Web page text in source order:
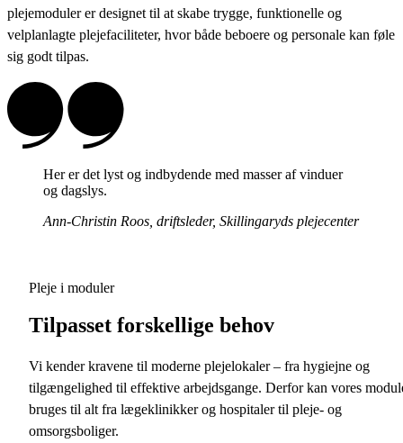
plejemoduler er designet til at skabe trygge, funktionelle og
velplanlagte plejefaciliteter, hvor både beboere og personale kan føle
sig godt tilpas.
Her er det lyst og indbydende med masser af vinduer
og dagslys.
Ann-Christin Roos, driftsleder, Skillingaryds plejecenter
Pleje i moduler
Tilpasset forskellige behov
Vi kender kravene til moderne plejelokaler – fra hygiejne og
tilgængelighed til effektive arbejdsgange. Derfor kan vores
bruges til alt fra lægeklinikker og hospitaler til pleje- og
omsorgsboliger.